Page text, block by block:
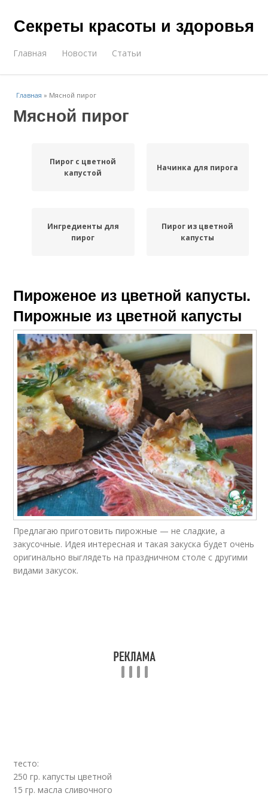
Секреты красоты и здоровья
Главная Новости Статьи
Главная » Мясной пирог
Мясной пирог
Пирог с цветной
капустой
Начинка для пирога
Ингредиенты для
пирог
Пирог из цветной
капусты
Пироженое из цветной капусты.
Пирожные из цветной капусты
Предлагаю приготовить пирожные — не сладкие, а
закусочные. Идея интересная и такая закуска будет очень
оригинально выглядеть на праздничном столе с другими
видами закусок.
тесто:
250 гр. капусты цветной
15 гр. масла сливочного